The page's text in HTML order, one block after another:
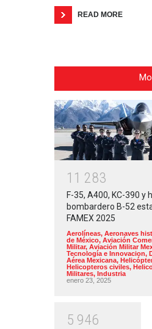
READ MORE
1 1 283
F-35, A400, KC-390 y
bombardero B-52
FAMEX 2025
Aerolíneas, Aeronaves
de México, Aviación
Militar, Aviación Militar
Tecnología e Innovacion,
Aérea Mexicana,
Helicopteros civiles,
Militares, Industria
enero 23, 2025
5 946